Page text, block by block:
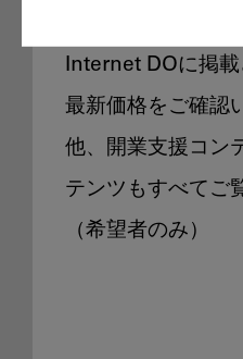
Internet DOに掲
最新価格をご確認
他、開業支援コン
テンツもすべてご
（希望者のみ）